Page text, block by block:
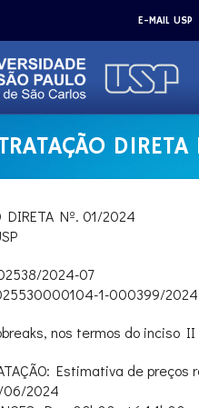
E-MAIL USP
DIRETA Nº. 01/2024
2024-07
1-000399/2024
nos termos do inciso
Estimativa de
06/2024